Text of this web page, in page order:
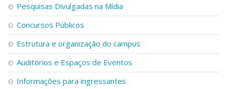
Pesquisas Divulgadas na Mídia
Concursos Públicos
Estrutura e organização do campus
Auditórios e Espaços de Eventos
Informações para ingressantes